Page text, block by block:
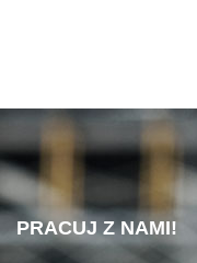
PRACUJ Z NAMI!